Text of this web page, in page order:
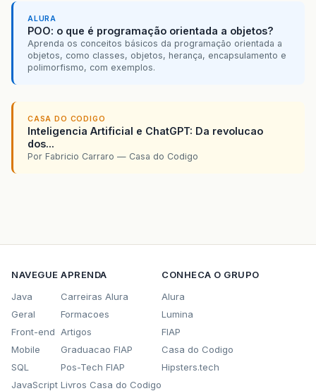
ALURA
POO: o que é programação orientada a objetos?
Aprenda os conceitos básicos da programação orientada a
objetos, como classes, objetos, herança, encapsulamento e
polimorfismo, com exemplos.
CASA DO CODIGO
Inteligencia Artificial e ChatGPT: Da revolucao
dos...
Por Fabricio Carraro — Casa do Codigo
NAVEGUE
Java
Geral
Front-end
Mobile
SQL
JavaScript
APRENDA
Carreiras Alura
Formacoes
Artigos
Graduacao FIAP
Pos-Tech FIAP
Livros Casa do Codigo
CONHECA O GRUPO
Alura
Lumina
FIAP
Casa do Codigo
Hipsters.tech